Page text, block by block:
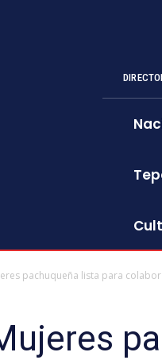
pachuqueña lista para